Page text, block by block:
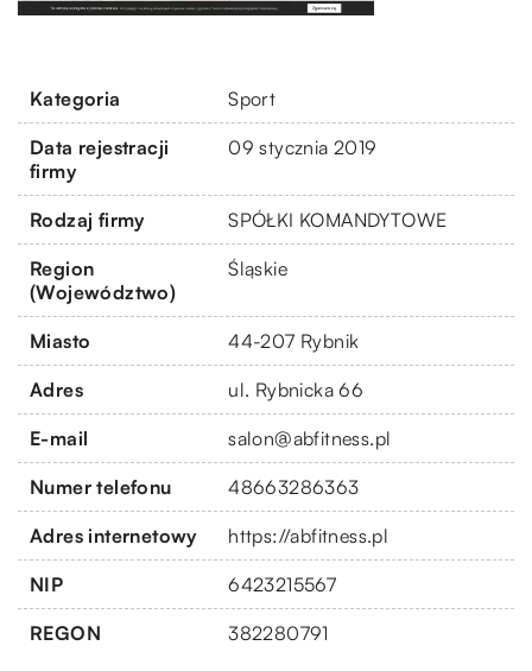
Kategoria Sport
Data rejestracji
firmy
09 stycznia 2019
Rodzaj firmy SPÓŁKI KOMANDYTOWE
Region
(Województwo)
Śląskie
Miasto 44-207 Rybnik
Adres ul. Rybnicka 66
E-mail salon@abfitness.pl
Numer telefonu 48663286363
Adres internetowy https://abfitness.pl
NIP 6423215567
REGON 382280791